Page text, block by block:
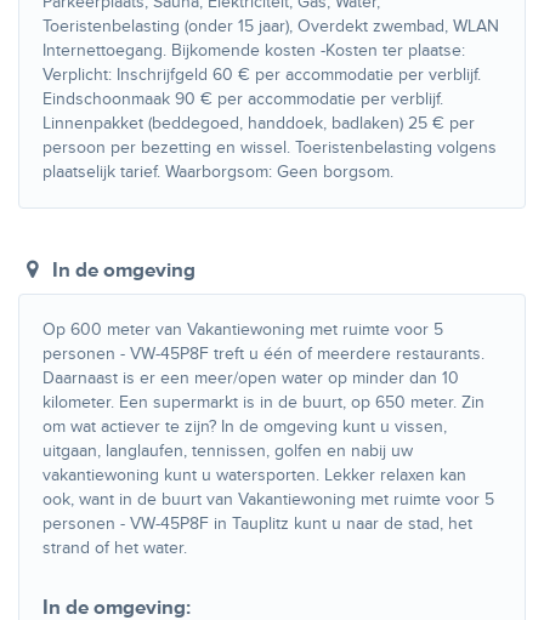
Toeristenbelasting (onder 15 jaar), Overdekt zwembad, WLAN
Internettoegang. Bijkomende kosten -Kosten ter plaatse:
Verplicht: Inschrijfgeld 60 € per accommodatie per verblijf.
Eindschoonmaak 90 € per accommodatie per verblijf.
Linnenpakket (beddegoed, handdoek, badlaken) 25 € per
persoon per bezetting en wissel. Toeristenbelasting volgens
plaatselijk tarief. Waarborgsom: Geen borgsom.
In de omgeving
Op 600 meter van Vakantiewoning met ruimte voor 5
personen - VW-45P8F treft u één of meerdere restaurants.
Daarnaast is er een meer/open water op minder dan 10
kilometer. Een supermarkt is in de buurt, op 650 meter. Zin
om wat actiever te zijn? In de omgeving kunt u vissen,
uitgaan, langlaufen, tennissen, golfen en nabij uw
vakantiewoning kunt u watersporten. Lekker relaxen kan
ook, want in de buurt van Vakantiewoning met ruimte voor 5
personen - VW-45P8F in Tauplitz kunt u naar de stad, het
strand of het water.
In de omgeving: